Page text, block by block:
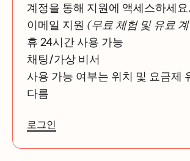
계정을 통해 지원에 액세스하세요.
이메일 지원 (무료 체험 및 유료
휴 24시간 사용 가능
채팅/가상 비서
사용 가능 여부는 위치 및 요금제
다름
로그인